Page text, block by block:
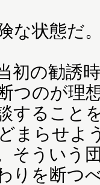
な状態だ
初の勧誘
つのが理
すること
まらせよ
そういう
りを断つ